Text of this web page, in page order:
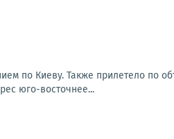
по Киеву. Также прилетело по
юго-восточнее...